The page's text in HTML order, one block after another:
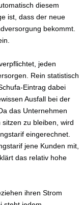
diesem
ist, dass der neue
bekommt.
jeden
Rein statistisch
Eintrag dabei
Ausfall bei der
das Unternehmen
zu bleiben, wird
eingerechnet.
jene Kunden mit,
das relativ hohe
ihren Strom